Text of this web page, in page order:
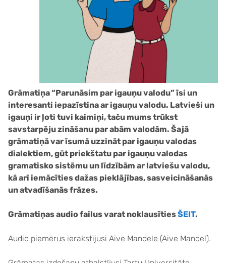
Grāmatiņa “Parunāsim par igauņu valodu” īsi un
interesanti iepazīstina ar igauņu valodu. Latvieši un
igauņi ir ļoti tuvi kaimiņi, taču mums trūkst
savstarpēju zināšanu par abām valodām. Šajā
grāmatiņā var īsumā uzzināt par igauņu valodas
dialektiem, gūt priekštatu par igauņu valodas
gramatisko sistēmu un līdzībām ar latviešu valodu,
kā arī iemācīties dažas pieklājības, sasveicināšanās
un atvadīšanās frāzes.
Grāmatiņas audio failus varat noklausītiesŠEIT.
Audio piemērus ierakstījusi Aive Mandele (Aive Mandel).